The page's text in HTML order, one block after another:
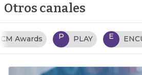
Otros canales
P PLAY E ENCUENTROS